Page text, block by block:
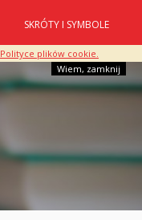
Polityce plików cookie.
Wiem, zamknij
SKRÓTY I SYMBOLE